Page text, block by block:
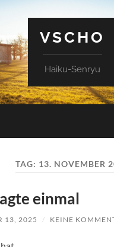
VSCHO
Haiku-Senryu
TAG: 13. NOVEMBER
einmal
13, 2025 / KEINE